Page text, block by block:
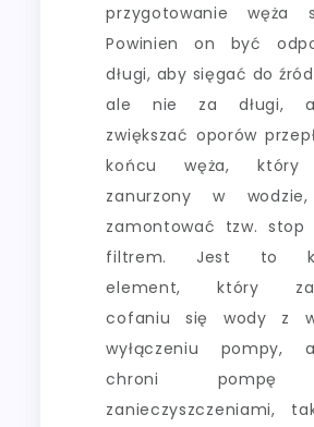
przygotowanie węża
Powinien on być
długi, aby sięgać do
ale nie za długi,
zwiększać oporów
końcu węża, który
zanurzony w
zamontować tzw. stop
filtrem. Jest to
element, który
cofaniu się wody z
wyłączeniu pompy,
chroni pompę
zanieczyszczeniami,